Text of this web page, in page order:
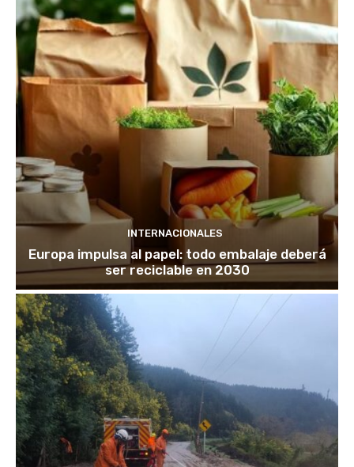
INTERNACIONALES
Europa impulsa al papel: todo embalaje deberá
ser reciclable en 2030